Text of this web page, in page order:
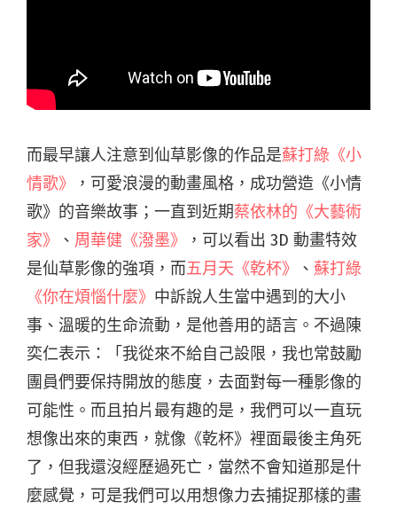
而最早讓人注意到仙草影像的作品是蘇打綠《小
情歌》
，可愛浪漫的動畫風格，成功營造《小情
歌》的音樂故事；一直到近期蔡依林的《大藝術
家》
、 周華健《潑墨》
，可以看出 3D 動畫特效
是仙草影像的強項，而五月天《乾杯》 、 蘇打綠
《你在煩惱什麼》 中訴說人生當中遇到的大小
事、溫暖的生命流動，是他善用的語言。不過陳
奕仁表示：「我從來不給自己設限，我也常鼓勵
團員們要保持開放的態度，去面對每一種影像的
可能性。而且拍片最有趣的是，我們可以一直玩
想像出來的東西，就像《乾杯》裡面最後主角死
了，但我還沒經歷過死亡，當然不會知道那是什
麼感覺，可是我們可以用想像力去捕捉那樣的畫